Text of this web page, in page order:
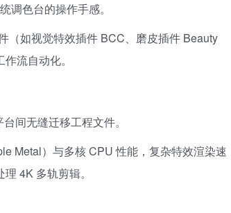
调色台的操作手感。
（如视觉特效插件 BCC、磨皮插件 Beauty
流自动化。
间无缝迁移工程文件。
Metal）与多核 CPU 性能，复杂特效渲染速
4K 多轨剪辑。